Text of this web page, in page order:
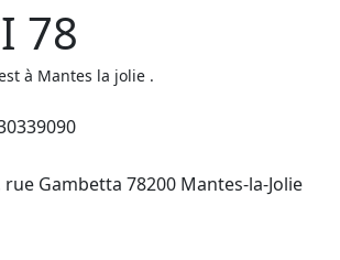
78
à Mantes la jolie .
rue Gambetta 78200 Mantes-la-Jolie